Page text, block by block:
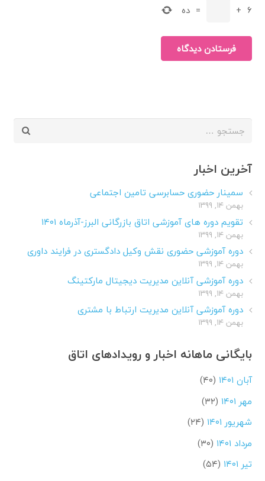
6
+
= ده
فرستادن دیدگاه
جستجو
آخرین اخبار
سمینار حضوری حسابرسی تامین اجتماعی
بهمن ۱۴, ۱۳۹۹
تقویم دوره های آموزشی اتاق بازرگانی البرز-آذرماه ۱۴۰۱
بهمن ۱۴, ۱۳۹۹
دوره آموزشی حضوری نقش وکیل دادگستری در فرایند داوری
بهمن ۱۴, ۱۳۹۹
دوره آموزشی آنلاین مدیریت دیجیتال مارکتینگ
بهمن ۱۴, ۱۳۹۹
دوره آموزشی آنلاین مدیریت ارتباط با مشتری
بهمن ۱۴, ۱۳۹۹
بایگانی ماهانه اخبار و رویدادهای اتاق
آبان ۱۴۰۱
(۴۰)
مهر ۱۴۰۱
(۳۲)
شهریور ۱۴۰۱
(۲۴)
مرداد ۱۴۰۱
(۳۰)
تیر ۱۴۰۱
(۵۴)